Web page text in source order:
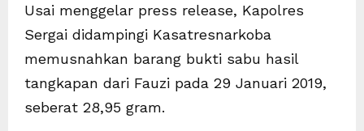
Usai menggelar press release, Kapolres
Sergai didampingi Kasatresnarkoba
memusnahkan barang bukti sabu hasil
tangkapan dari Fauzi pada 29 Januari 2019,
seberat 28,95 gram.